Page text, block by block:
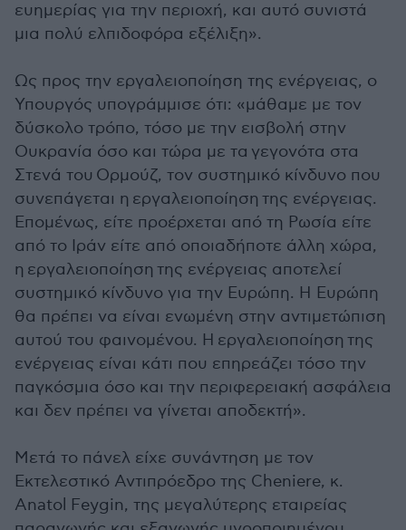
ευημερίας για την περιοχή, και αυτό συνιστά
μια πολύ ελπιδοφόρα εξέλιξη».
Ως προς την εργαλειοποίηση της ενέργειας, ο
Υπουργός υπογράμμισε ότι: «μάθαμε με τον
δύσκολο τρόπο, τόσο με την εισβολή στην
Ουκρανία όσο και τώρα με τα γεγονότα στα
Στενά του Ορμούζ, τον συστημικό κίνδυνο που
συνεπάγεται η εργαλειοποίηση της ενέργειας.
Επομένως, είτε προέρχεται από τη Ρωσία είτε
από το Ιράν είτε από οποιαδήποτε άλλη χώρα,
η εργαλειοποίηση της ενέργειας αποτελεί
συστημικό κίνδυνο για την Ευρώπη. Η Ευρώπη
θα πρέπει να είναι ενωμένη στην αντιμετώπιση
αυτού του φαινομένου. Η εργαλειοποίηση της
ενέργειας είναι κάτι που επηρεάζει τόσο την
παγκόσμια όσο και την περιφερειακή ασφάλεια
και δεν πρέπει να γίνεται αποδεκτή».
Μετά το πάνελ είχε συνάντηση με τον
Εκτελεστικό Αντιπρόεδρο της Cheniere, κ.
Anatol Feygin, της μεγαλύτερης εταιρείας